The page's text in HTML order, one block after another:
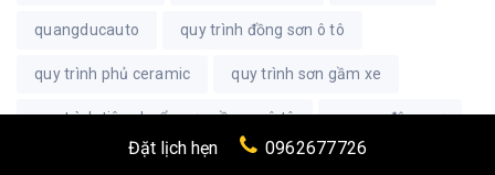
quangducauto quy trình đồng sơn ô tô
quy trình phủ ceramic quy trình sơn gầm xe
quy trình tiêu chuẩn sơn gầm xe ô tô remap động cơ
remap động cơ ô tô
Đặt lịch hẹn 0962677726